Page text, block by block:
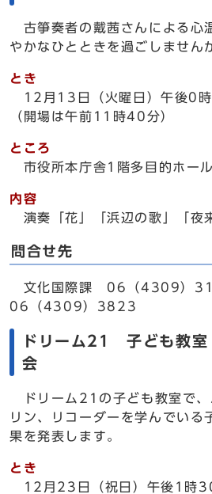
古箏奏者の戴茜さんによる心
やかなひとときを過ごしません
とき
12月13日（火曜日）午後0
（開場は午前11時40分）
ところ
市役所本庁舎1階多目的ホール
内容
演奏「花」「浜辺の歌」「夜
問合せ先
文化国際課 06（4309）
06（4309）3823
ドリーム21 子ども教
会
ドリーム21の子ども教室で、
リン、リコーダーを学んでいる
果を発表します。
とき
12月23日（祝日）午後1時